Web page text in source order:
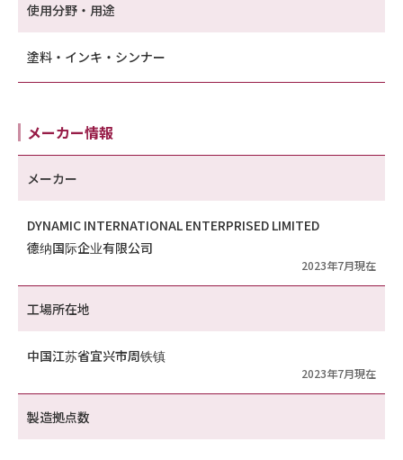
使用分野・用途
塗料・インキ・シンナー
メーカー情報
メーカー
DYNAMIC INTERNATIONAL ENTERPRISED LIMITED
德纳国际企业有限公司
2023年7月現在
工場所在地
中国江苏省宜兴市周铁镇
2023年7月現在
製造拠点数